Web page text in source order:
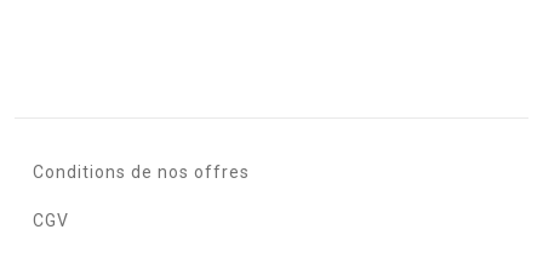
Conditions de nos offres
CGV